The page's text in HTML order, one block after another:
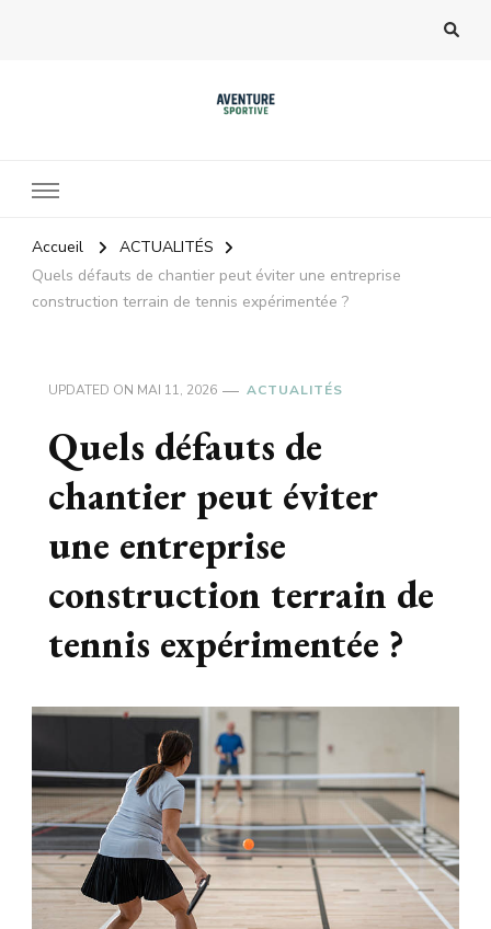
Accueil
ACTUALITÉS
Quels défauts de chantier peut éviter une entreprise
construction terrain de tennis expérimentée ?
UPDATED ON MAI 11, 2026 ACTUALITÉS
Quels défauts de
chantier peut éviter
une entreprise
construction terrain de
tennis expérimentée ?